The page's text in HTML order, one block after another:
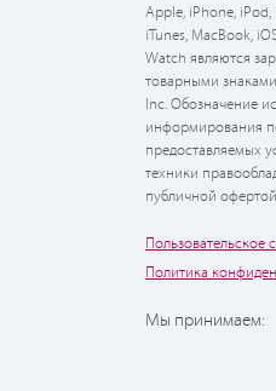
Apple, iPhone, iPod,
iTunes, MacBook,
Watch являются
товарными
Inc. Обозначение
информирования
предоставляемых
техники
публичной
Пользовательское
Политика
Мы принимаем: